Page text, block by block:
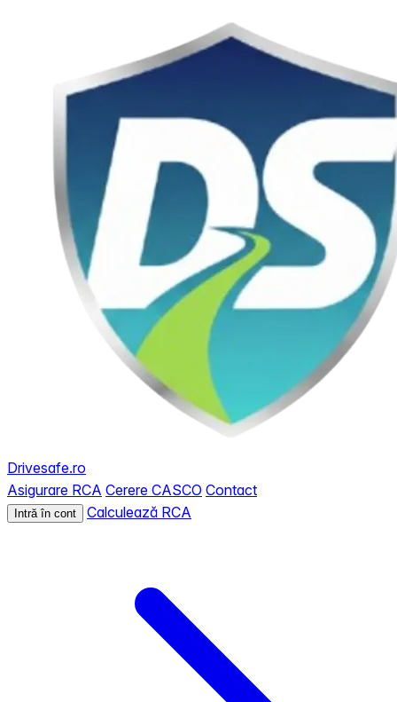
Drivesafe.ro
Asigurare RCA Cerere CASCO Contact
Intră în cont Calculează RCA